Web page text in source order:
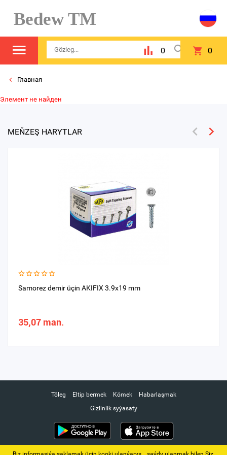
Bedew TM
0 0
Главная
Элемент не найден
MEŇZEŞ HARYTLAR
Samorez demir üçin AKIFIX 3.9x19 mm
35,07 man.
Töleg Eltip bermek Kömek
Habarlaşmak
Gizlinlik syýasaty